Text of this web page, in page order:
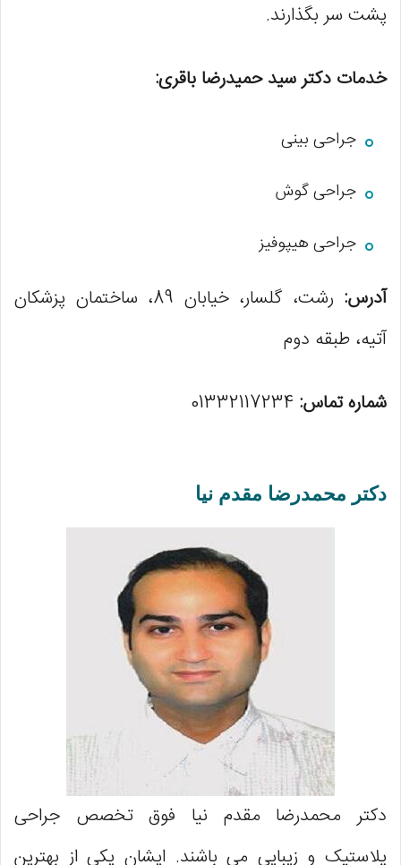
پشت سر بگذارند.
خدمات دکتر سید حمیدرضا باقری:
جراحی بینی
جراحی گوش
جراحی هیپوفیز
آدرس:
رشت، گلسار، خیابان 89، ساختمان پزشکان
آتیه، طبقه دوم
شماره تماس:
دکتر محمدرضا مقدم نیا
دکتر محمدرضا مقدم نیا فوق تخصص جراحی
پلاستیک و زیبایی می باشند. ایشان یکی از بهترین